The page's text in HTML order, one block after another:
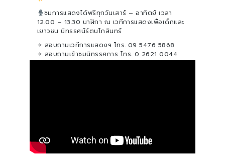
ชมการแสดงได้ฟรีทุกวันเสาร์ – อาทิตย์ เวลา
12.00 – 13.30 นาฬิกา ณ เวทีการแสดงเพื่อเด็กและ
เยาวชน นิทรรศน์รัตนโกสินทร์
✧ สอบถามเวทีการแสดงฯ โทร. 09 5476 5868
✧ สอบถามเข้าชมนิทรรศการ โทร. 0 2621 0044